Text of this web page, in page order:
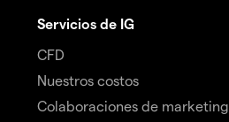
Servicios de IG
CFD
Nuestros costos
Colaboraciones de marketing